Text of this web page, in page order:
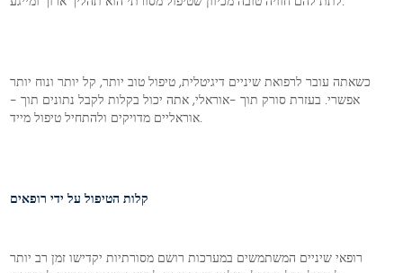
כשאתה עובר לרפואת שיניים דיגיטלית, טיפול טוב יותר, קל יותר ונוח יותר
אפשרי. בעזרת סורק תוך -אוראלי, אתה יכול בקלות לקבל נתונים תוך -
קלות הטיפול על ידי רופאים
רופאי שיניים המשתמשים במערכות רושם מסורתיות יקדישו זמן רב יותר